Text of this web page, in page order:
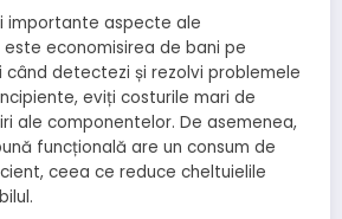
importante aspecte ale
economisirea de bani pe
când detectezi și rezolvi problemele
eviți costurile mari de
ale componentelor. De asemenea,
funcțională are un consum de
ceea ce reduce cheltuielile